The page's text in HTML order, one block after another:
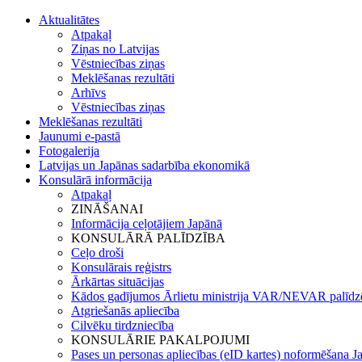
Aktualitātes
Atpakaļ
Ziņas no Latvijas
Vēstniecības ziņas
Meklēšanas rezultāti
Arhīvs
Vēstniecības ziņas
Meklēšanas rezultāti
Jaunumi e-pastā
Fotogalerija
Latvijas un Japānas sadarbība ekonomikā
Konsulārā informācija
Atpakaļ
ZINĀŠANAI
Informācija ceļotājiem Japānā
KONSULĀRĀ PALĪDZĪBA
Ceļo droši
Konsulārais reģistrs
Ārkārtas situācijas
Kādos gadījumos Ārlietu ministrija VAR/NEVAR
Atgriešanās apliecība
Cilvēku tirdzniecība
KONSULĀRIE PAKALPOJUMI
Pases un personas apliecības (eID kartes) noformēšana